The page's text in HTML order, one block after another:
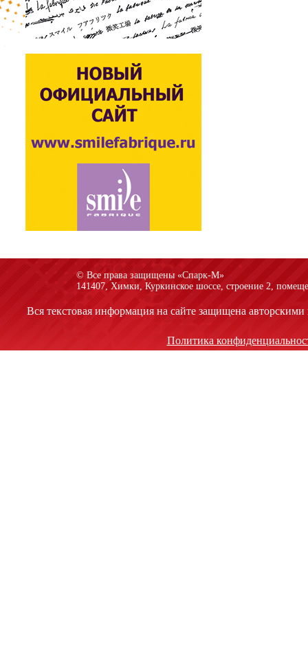
© Все права защищены «Спарк-M»
141407, Химки, Куркинское шоссе, строение 2,
Вся текстовая информация на сайте защищена
Политика